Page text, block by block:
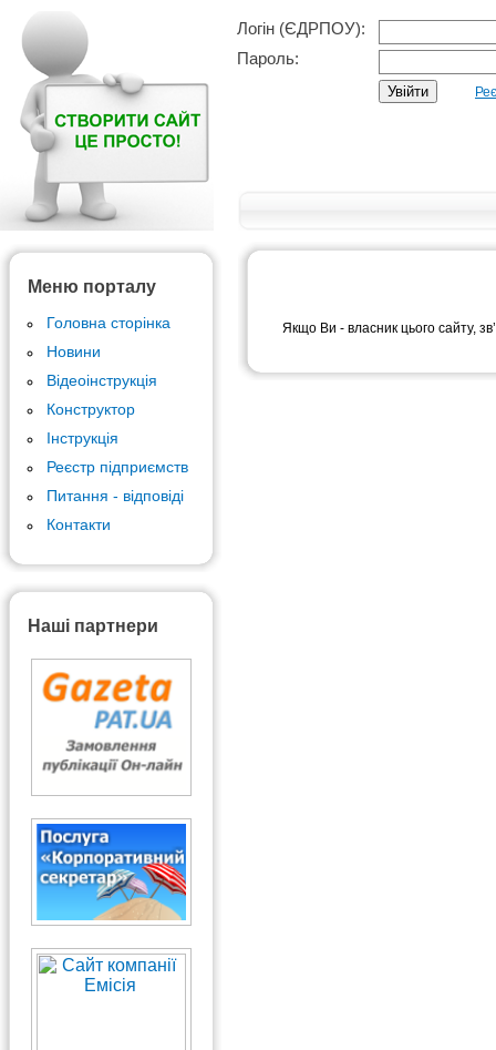
Логін (ЄДРПОУ):
Пароль:
Меню порталу
Головна сторінка
Новини
Відеоінструкція
Конструктор
Інструкція
Реєстр підприємств
Питання - відповіді
Контакти
Наші партнери
Якщо Ви - власник цього сайту,